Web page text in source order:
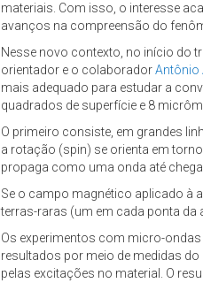
materiais. Com isso, o interesse
avanços na compreensão do
Nesse novo contexto, no início do
orientador e o colaboradorAntônio
mais adequado para estudar a
quadrados de superfície e 8
O primeiro consiste, em grandes
a rotação (spin) se orienta em
propaga como uma onda até
Se o campo magnético aplicado à
terras-raras (um em cada ponta
Os experimentos com micro-
resultados por meio de medidas
pelas excitações no material. O